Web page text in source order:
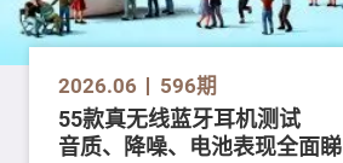
2026.06 596期
55款真无线蓝牙耳机测试
音质、降噪、电池表现全面睇